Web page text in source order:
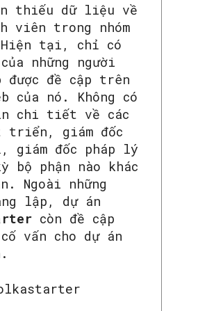
thiếu dữ liệu về
viên trong nhóm
Hiện tại, chỉ có
những người
được đề cập trên
của nó. Không có
chi tiết về các
triển, giám đốc
đốc pháp lý
bộ phận nào khác
Ngoài những
lập, dự án
còn đề cập
vấn cho dự án